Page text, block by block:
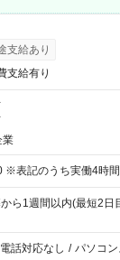
支給あり
支給有り
業
13:00～17:00 ※表記のうち実働4時
ら1週間以内(最短2日
電話対応なし / パソコ